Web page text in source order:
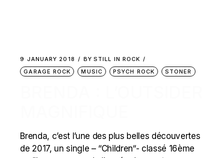
9 JANUARY 2018 BY STILL IN ROCK
GARAGE ROCK
MUSIC PSYCH ROCK STONER
Brenda, c’est l’une des plus belles découvertes
de 2017, un single – “Children“- classé 16ème